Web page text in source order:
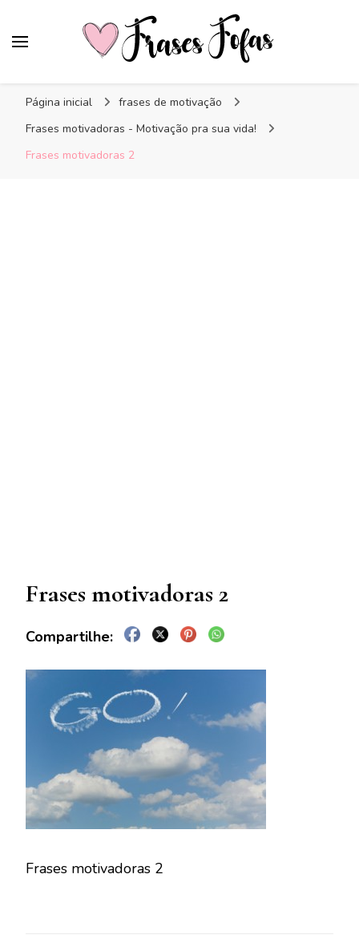
Página inicial
frases de motivação
Frases motivadoras - Motivação pra sua vida!
Frases motivadoras 2
Frases motivadoras 2
Frases motivadoras 2